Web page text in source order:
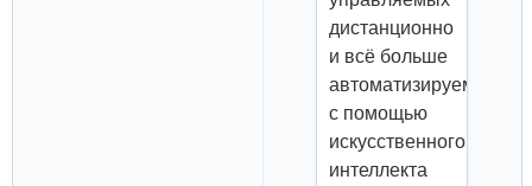
дистанционно
и всё больше
автоматизируемых
с помощью
искусственного
интеллекта